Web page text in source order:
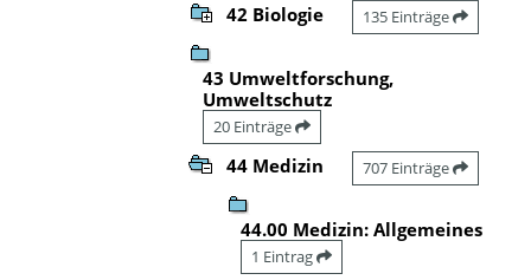
42 Biologie 135 Einträge
43 Umweltforschung,
Umweltschutz
20 Einträge
44 Medizin 707 Einträge
44.00 Medizin: Allgemeines
1 Eintrag